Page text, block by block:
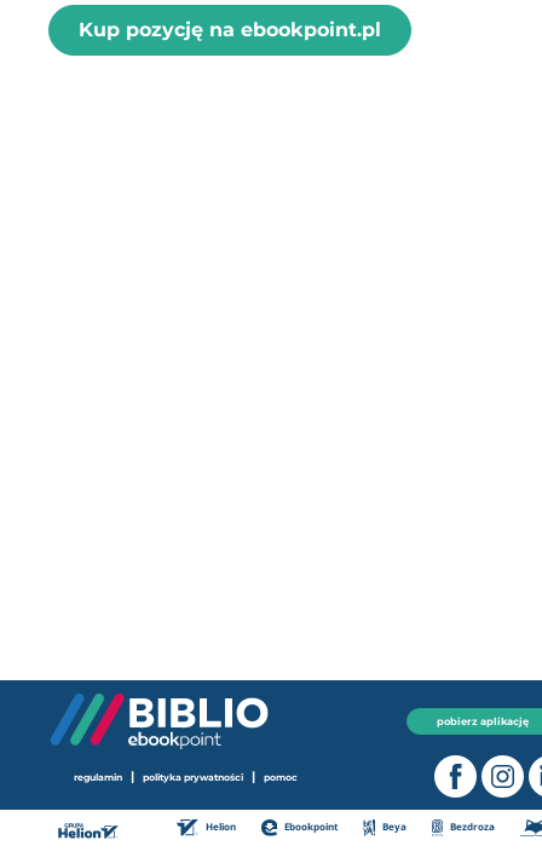
Kup pozycję na ebookpoint.pl
pobierz aplikację
regulamin | polityka prywatności | pomoc
Helion Ebookpoint Beya Bezdroza